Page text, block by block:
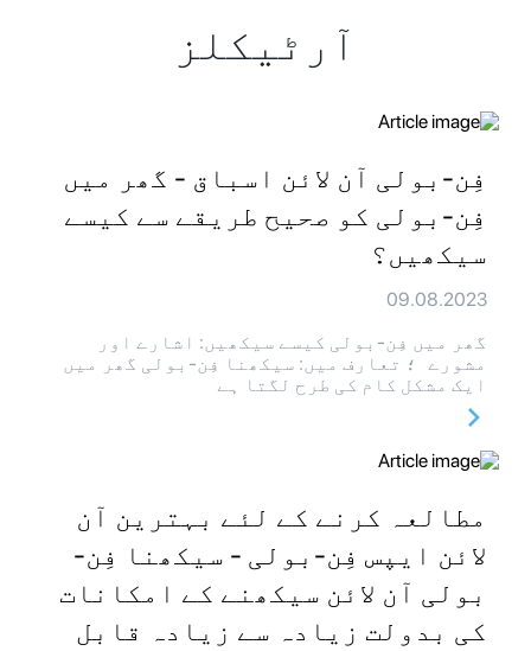
آرٹیکلز
فِن-بولی آن لائن اسباق - گھر میں
فِن-بولی کو صحیح طریقے سے کیسے
سیکھیں؟
09.08.2023
گھر میں فِن-بولی کیسے سیکھیں: اشارے اور
مشورے ؛ تعارف میں: سیکھنا فِن-بولی گھر میں
ایک مشکل کام کی طرح لگتا ہے
مطالعہ کرنے کے لئے بہترین آن
لائن ایپس فِن-بولی - سیکھنا فِن-
بولی آن لائن سیکھنے کے امکانات
کی بدولت زیادہ سے زیادہ قابل